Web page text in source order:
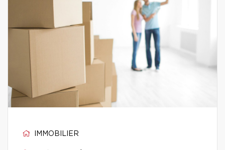
IMMOBILIER